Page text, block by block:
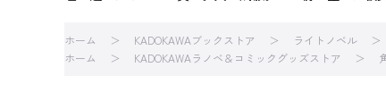
ホーム KADOKAWAブックストア ライトノベル
ホーム
KADOKAWAラノベ＆コミックグッズストア